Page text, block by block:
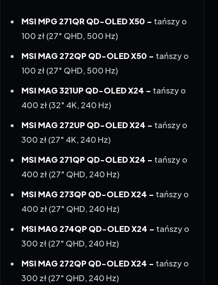
100 zł (27″ QHD, 500 Hz)
MSI MAG 272QP QD-OLED X50 –
100 zł (27″ QHD, 500 Hz)
MSI MAG 321UP QD-OLED X24 –
400 zł (32″ 4K, 240 Hz)
MSI MAG 272UP QD-OLED X24 –
300 zł (27″ 4K, 240 Hz)
MSI MAG 271QP QD-OLED X24 –
400 zł (27″ QHD, 240 Hz)
MSI MAG 273QP QD-OLED X24 –
400 zł (27″ QHD, 240 Hz)
MSI MAG 274QP QD-OLED X24 –
300 zł (27″ QHD, 240 Hz)
MSI MAG 272QP QD-OLED X24 –
300 zł (27″ QHD, 240 Hz)